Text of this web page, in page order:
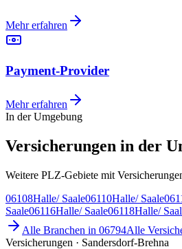
Mehr erfahren
Payment-Provider
Mehr erfahren
In der Umgebung
Versicherungen in der
Weitere PLZ-Gebiete mit
06108Halle/ Saale06110Halle/ Saale
Saale06116Halle/ Saale06118Halle/
Alle Branchen in 06794Alle
Versicherungen · Sandersdorf-Brehna